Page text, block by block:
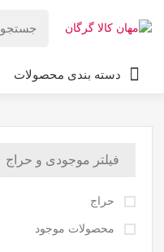
دسته بندی محصولات
فیلتر موجودی و حراج
حراج
محصولات موجود